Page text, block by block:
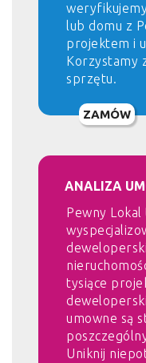
lub domu z
projektem i
Korzystamy
sprzętu.
ZAMÓW
ANALIZA
Pewny
tysiące
umowne są
Uniknij